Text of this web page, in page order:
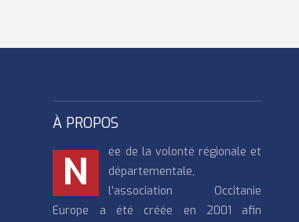
À PROPOS
N
ée de la volonté régionale et
départementale,
l’association Occitanie
Europe a été créée en 2001 afin